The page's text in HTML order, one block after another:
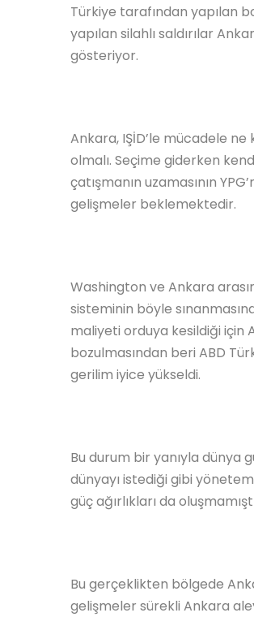
Türkiye tarafından yapılan
yapılan silahlı saldırılar
gösteriyor.
Ankara, IŞİD’le mücadele
olmalı. Seçime giderken
çatışmanın uzamasının
gelişmeler beklemektedir.
Washington ve Ankara
sisteminin böyle
maliyeti orduya kesildiği için
bozulmasından beri ABD
gerilim iyice yükseldi.
Bu durum bir yanıyla dünya
dünyayı istediği gibi
güç ağırlıkları da
Bu gerçeklikten bölgede
gelişmeler sürekli Ankara